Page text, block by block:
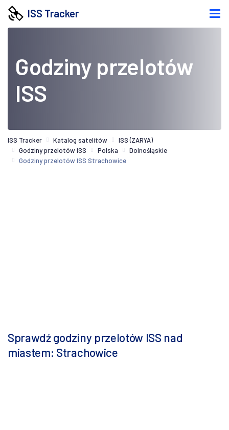
ISS Tracker
Godziny przelotów
ISS
ISS Tracker Katalog satelitów
ISS (ZARYA)
Godziny przelotów ISS
Polska
Dolnośląskie
Godziny przelotów ISS Strachowice
Sprawdź godziny przelotów ISS nad
miastem: Strachowice